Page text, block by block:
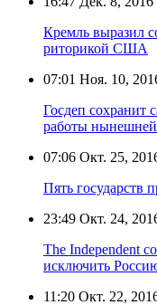
Кремль выразил
риторикой США
07:01 Ноя. 10,
Госдеп сохранит
работы
07:06 Окт. 25,
Пять государств
23:49 Окт. 24,
The Independent
исключить
11:20 Окт. 22,